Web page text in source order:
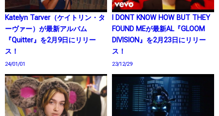
Katelyn Tarver（ケイトリン・タ
ーヴァー）が最新アルバム
『Quitter』を2月9日にリリー
ス！
24/01/01
I DONT KNOW HOW BUT THEY
FOUND MEが最新AL『GLOOM
DIVISION』を2月23日にリリー
ス！
23/12/29